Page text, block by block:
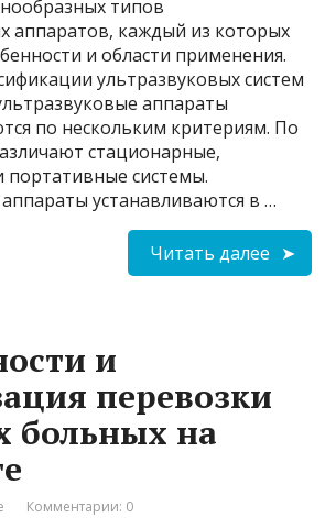
типов
аппаратов, каждый из которых
и области применения.
ультразвуковых систем
аппараты
по нескольким критериям. По
стационарные,
системы.
устанавливаются в …
Читать далее
и
перевозки
больных на
Комментарии: 0